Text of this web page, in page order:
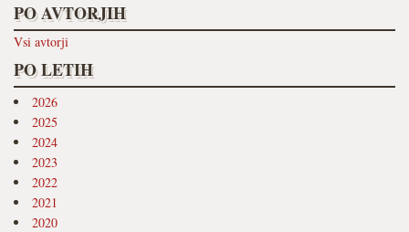
PO AVTORJIH
Vsi avtorji
PO LETIH
2026
2025
2024
2023
2022
2021
2020